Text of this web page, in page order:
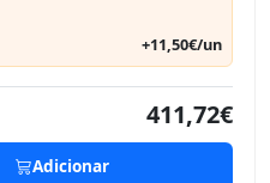
+11,50€/un
411,72€
Adicionar